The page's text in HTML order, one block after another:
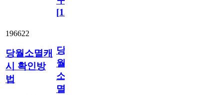
[15
196622
당월소멸캐
시 확인방
법
당
월
소
멸